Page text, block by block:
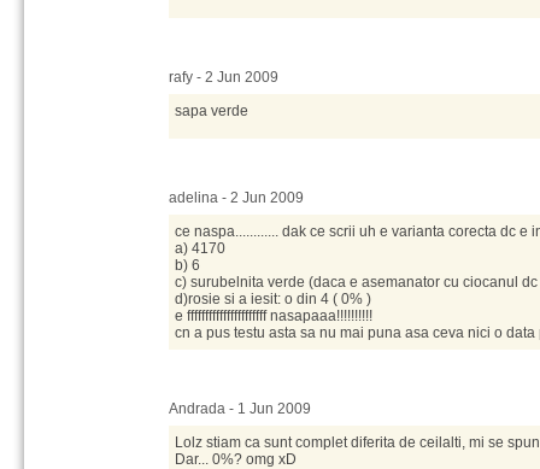
rafy - 2 Jun 2009
sapa verde
adelina - 2 Jun 2009
ce naspa............ dak ce scrii uh e varianta corecta dc e
a) 4170
b) 6
c) surubelnita verde (daca e asemanator cu ciocanul
d)rosie si a iesit: o din 4 ( 0% )
e ffffffffffffffffffffff nasapaaa!!!!!!!!!!
cn a pus testu asta sa nu mai puna asa ceva nici o data
Andrada - 1 Jun 2009
Lolz stiam ca sunt complet diferita de ceilalti, mi se
Dar... 0%? omg xD